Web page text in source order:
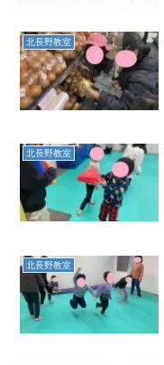
北長野教室
北長野教室
北長野教室